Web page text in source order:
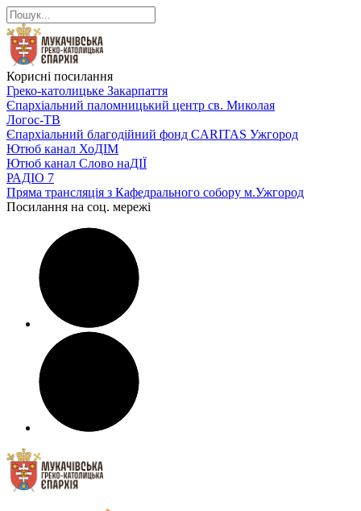
Корисні посилання
Греко-католицьке Закарпаття
Єпархіальний паломницький центр св. Миколая
Логос-ТВ
Єпархіальний благодійний фонд CARITAS Ужгород
Ютюб канал ХоДІМ
Ютюб канал Слово наДІЇ
РАДІО 7
Пряма трансляція з Кафедрального собору м.Ужгород
Посилання на соц. мережі